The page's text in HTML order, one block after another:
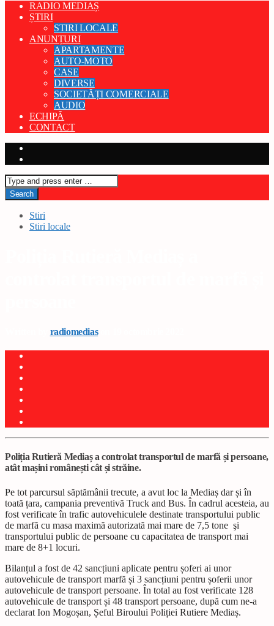
RADIO MEDIAȘ
ȘTIRI
STIRI LOCALE
ANUNȚURI
APARTAMENTE
AUTO-MOTO
CASE
DIVERSE
SOCIETĂȚI COMERCIALE
AUDIO
ECHIPĂ
CONTACT
Stiri
Stiri locale
radiomediason 19 octombrie 2022
Poliția Rutieră Mediaș a controlat transportul de marfă și persoane,
atât mașini românești cât și străine.
Pe tot parcursul săptămânii trecute, a avut loc la Mediaș dar și în
toată țara, campania preventivă Truck and Bus. În cadrul acesteia, au
fost verificate în trafic autovehiculele destinate transportului public
de marfă cu masa maximă autorizată mai mare de 7,5 tone şi
transportului public de persoane cu capacitatea de transport mai
mare de 8+1 locuri.
Bilanțul a fost de 42 sancțiuni aplicate pentru șoferi ai unor
autovehicule de transport marfă și 3 sancțiuni pentru șoferii unor
autovehicule de transport persoane. În total au fost verificate 128
autovehicule de transport și 48 transport persoane, după cum ne-a
declarat Ion Mogoșan, Șeful Biroului Poliției Rutiere Mediaș.